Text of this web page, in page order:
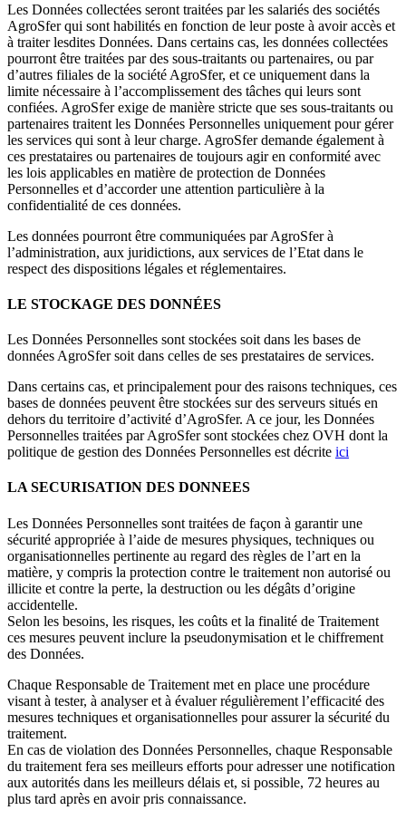
Les Données collectées seront traitées par les salariés des sociétés
AgroSfer qui sont habilités en fonction de leur poste à avoir accès et
à traiter lesdites Données. Dans certains cas, les données collectées
pourront être traitées par des sous-traitants ou partenaires, ou par
d’autres filiales de la société AgroSfer, et ce uniquement dans la
limite nécessaire à l’accomplissement des tâches qui leurs sont
confiées. AgroSfer exige de manière stricte que ses sous-traitants ou
partenaires traitent les Données Personnelles uniquement pour gérer
les services qui sont à leur charge. AgroSfer demande également à
ces prestataires ou partenaires de toujours agir en conformité avec
les lois applicables en matière de protection de Données
Personnelles et d’accorder une attention particulière à la
confidentialité de ces données.
Les données pourront être communiquées par AgroSfer à
l’administration, aux juridictions, aux services de l’Etat dans le
respect des dispositions légales et réglementaires.
LE STOCKAGE DES DONNÉES
Les Données Personnelles sont stockées soit dans les bases de
données AgroSfer soit dans celles de ses prestataires de services.
Dans certains cas, et principalement pour des raisons techniques, ces
bases de données peuvent être stockées sur des serveurs situés en
dehors du territoire d’activité d’AgroSfer. A ce jour, les Données
Personnelles traitées par AgroSfer sont stockées chez OVH dont la
politique de gestion des Données Personnelles est décrite ici
LA SECURISATION DES DONNEES
Les Données Personnelles sont traitées de façon à garantir une
sécurité appropriée à l’aide de mesures physiques, techniques ou
organisationnelles pertinente au regard des règles de l’art en la
matière, y compris la protection contre le traitement non autorisé ou
illicite et contre la perte, la destruction ou les dégâts d’origine
accidentelle.
Selon les besoins, les risques, les coûts et la finalité de Traitement
ces mesures peuvent inclure la pseudonymisation et le chiffrement
des Données.
Chaque Responsable de Traitement met en place une procédure
visant à tester, à analyser et à évaluer régulièrement l’efficacité des
mesures techniques et organisationnelles pour assurer la sécurité du
traitement.
En cas de violation des Données Personnelles, chaque Responsable
du traitement fera ses meilleurs efforts pour adresser une notification
aux autorités dans les meilleurs délais et, si possible, 72 heures au
plus tard après en avoir pris connaissance.